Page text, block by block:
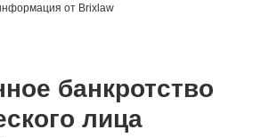
от Brixlaw
банкротство
лица